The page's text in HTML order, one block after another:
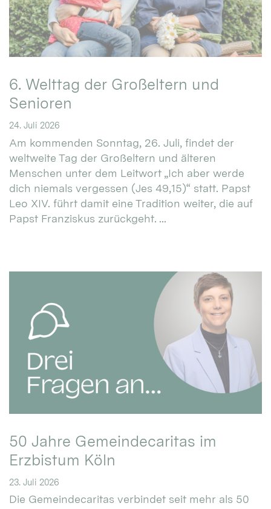
6. Welttag der Großeltern und
Senioren
24. Juli 2026
Am kommenden Sonntag, 26. Juli, findet der
weltweite Tag der Großeltern und älteren
Menschen unter dem Leitwort „Ich aber werde
dich niemals vergessen (Jes 49,15)“ statt. Papst
Leo XIV. führt damit eine Tradition weiter, die auf
Papst Franziskus zurückgeht. ...
50 Jahre Gemeindecaritas im
Erzbistum Köln
23. Juli 2026
Die Gemeindecaritas verbindet seit mehr als 50